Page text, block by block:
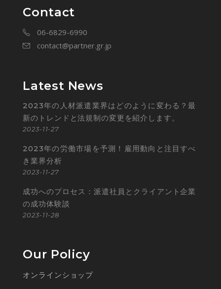
Contact
06-6829-6990
contact@partner.gr.jp
Latest News
2023年の人材派遣業界はどのように変わる？最
新のトレンドと法規制の変更を紹介します。
2023-11-27
2023年の労働市場を予測！雇用動向と注目すべ
き業界分析
2023-11-27
成功へのプロセス：派遣社員とクライアント企業
の成功体験談
2023-11-28
Our Policy
オンラインショップ